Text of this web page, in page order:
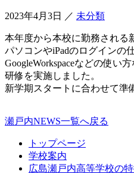
2023年4月3日 ／ 未分類
本年度から本校に勤務される
パソコンやiPadのログインの仕
GoogleWorkspaceなどの使い
研修を実施しました。
新学期スタートに合わせて準
瀬戸内NEWS一覧へ戻る
トップページ
学校案内
広島瀬戸内高等学校の